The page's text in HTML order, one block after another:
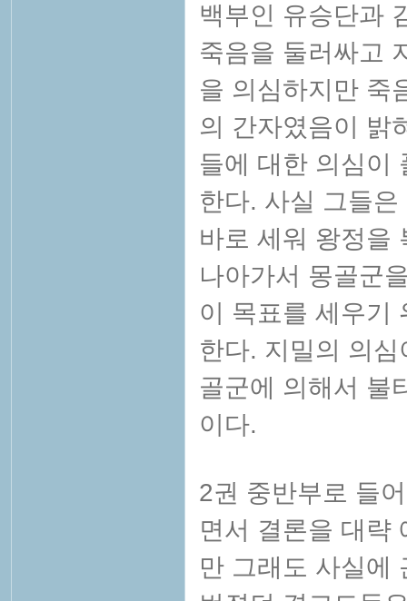
백부인 유승단과
죽음을 둘러싸고
을 의심하지만 죽
의 간자였음이 밝
들에 대한 의심이
한다. 사실 그들
바로 세워 왕정을
나아가서 몽골군
이 목표를 세우기
한다. 지밀의 의심
골군에 의해서 불
이다.
2권 중반부로 들
면서 결론을 대략
만 그래도 사실에